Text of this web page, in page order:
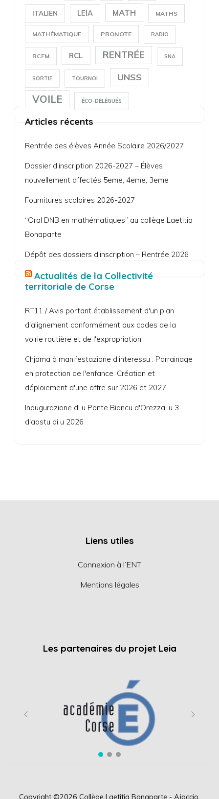
ITALIEN LEIA MATH MATHS
MATHÉMATIQUE PRONOTE RADIO
RCFM RCL RENTRÉE SNA
SORTIE TOURNOI UNSS
VOILE ÉCO-DÉLÉGUÉS
Articles récents
Rentrée des élèves Année Scolaire 2026/2027
Dossier d’inscription 2026-2027 – Élèves
nouvellement affectés 5eme, 4eme, 3eme
Fournitures scolaires 2026-2027
“Oral DNB en mathématiques” au collège Laetitia
Bonaparte
Dépôt des dossiers d’inscription – Rentrée 2026
Actualités de la Collectivité
territoriale de Corse
RT11 / Avis portant établissement d'un plan
d'alignement conformément aux codes de la
voirie routière et de l'expropriation
Chjama à manifestazione d'interessu : Parrainage
en protection de l'enfance. Création et
déploiement d'une offre sur 2026 et 2027
Inaugurazione di u Ponte Biancu d'Orezza, u 3
d'aostu di u 2026
Liens utiles
Connexion à l’ENT
Mentions légales
Les partenaires du projet Leia
Copyright ©2026 Collège Laetitia Bonaparte - Ajaccio